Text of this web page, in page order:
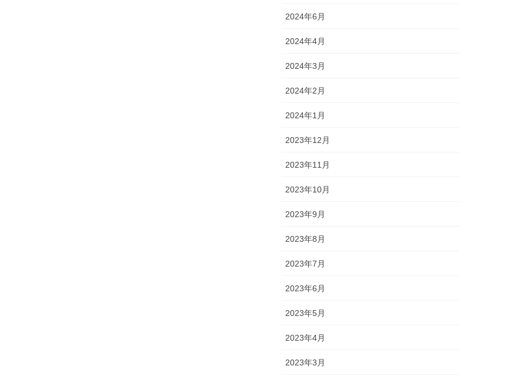
2024年6月
2024年4月
2024年3月
2024年2月
2024年1月
2023年12月
2023年11月
2023年10月
2023年9月
2023年8月
2023年7月
2023年6月
2023年5月
2023年4月
2023年3月